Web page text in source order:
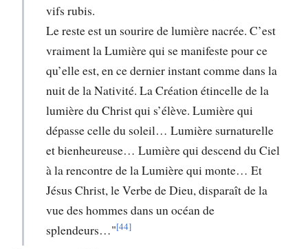
vifs rubis.
Le reste est un sourire de lumière nacrée. C’est
vraiment la Lumière qui se manifeste pour ce
qu’elle est, en ce dernier instant comme dans la
nuit de la Nativité. La Création étincelle de la
lumière du Christ qui s’élève. Lumière qui
dépasse celle du soleil… Lumière surnaturelle
et bienheureuse… Lumière qui descend du Ciel
à la rencontre de la Lumière qui monte… Et
Jésus Christ, le Verbe de Dieu, disparaît de la
vue des hommes dans un océan de
splendeurs…"[44]